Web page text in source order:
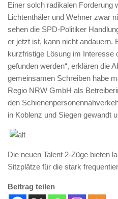
Einer solch radikalen Forderung
Lichtenthäler und Wehner zwar
sehen die SPD-Politiker
er jetzt ist, kann nicht andauern.
kurzfristige Lösung im Interesse
gefunden werden“, erklären die
gemeinsamen Schreiben habe
Regio NRW GmbH als
den
in Koblenz und Siegen gewandt
Die neuen Talent 2-Züge bieten
Sitzplätze für die stark
Beitrag teilen